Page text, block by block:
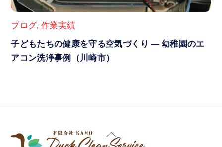
ブログ,作業実績
子どもたちの健康を守る空気づくり ― 幼稚園のエ
アコン洗浄事例（川崎市）
Back